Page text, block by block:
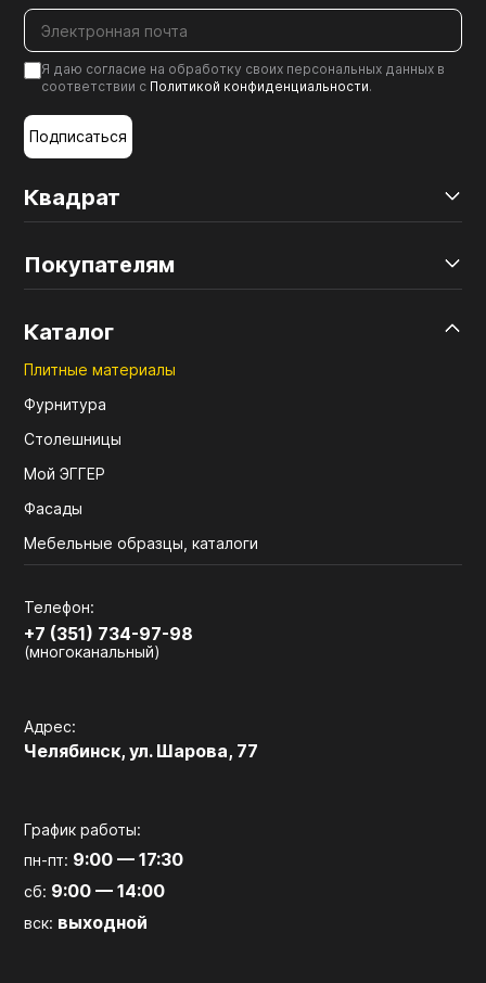
Квадрат
Покупателям
Каталог
Плитные материалы
Фурнитура
Столешницы
Мой ЭГГЕР
Фасады
Мебельные образцы, каталоги
Телефон:
+7 (351) 734-97-98
(многоканальный)
Адрес:
Челябинск, ул. Шарова, 77
График работы:
пн-пт: 9:00 — 17:30
сб: 9:00 — 14:00
вск: выходной
Я даю согласие на обработку своих персональных данных в
соответствии с Политикой конфиденциальности.
Подписаться